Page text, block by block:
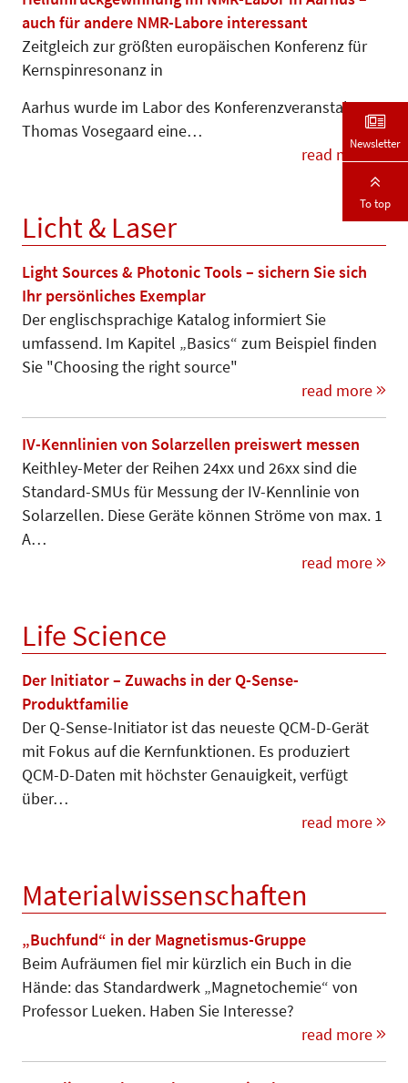
auch für andere NMR-Labore interessant
Zeitgleich zur größten europäischen Konferenz für
Kernspinresonanz in
Aarhus wurde im Labor des Kon­fe­­renz­­veranstalters
Thomas Vose­gaard eine…
read more
Licht & Laser
Light Sources & Photonic Tools – sichern Sie sich
Ihr persönliches Exemplar
Der englischsprachige Katalog informiert Sie
umfassend. Im Kapitel „Basics“ zum Beispiel finden
Sie "Choosing the right source"
read more
IV-Kennlinien von Solarzellen preiswert messen
Keithley-Meter der Reihen 24xx und 26xx sind die
Standard-SMUs für Messung der IV-Kennlinie von
Solarzellen. Diese Geräte können Strö­me von max. 1
A…
read more
Life Science
Der Initiator – Zuwachs in der Q-Sense-
Produktfamilie
Der Q-Sense-Initiator ist das neueste QCM-D-Gerät
mit Fokus auf die Kernfunktionen. Es produziert
QCM-D-Daten mit höchster Genauigkeit, verfügt
über…
read more
Materialwissenschaften
„Buchfund“ in der Magnetismus-Gruppe
Beim Aufräumen fiel mir kürzlich ein Buch in die
Hände: das Standardwerk „Magnetochemie“ von
Professor Lue­ken. Haben Sie Interesse?
read more
Newsletter
To top